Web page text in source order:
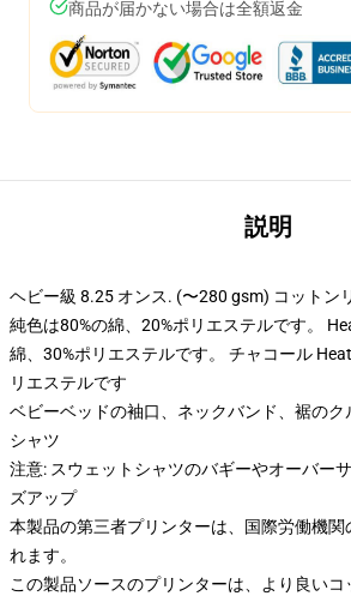
商品が届かない場合は全額返金
説明
ヘビー級 8.25 オンス. (〜280 gsm) コットン
純色は80%の綿、20%ポリエステルです。
綿、30%ポリエステルです。 チャコール
リエステルです
ベビーベッドの袖口、ネックバンド、裾のク
シャツ
注意: スウェットシャツのバギーやオーバー
ズアップ
本製品の第三者プリンターは、国際労働機関
れます。
この製品ソースのプリンターは、より良い